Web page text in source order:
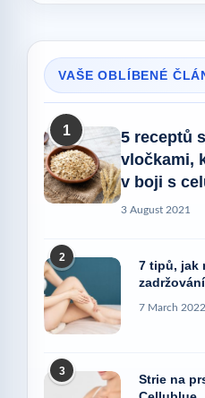
VAŠE OBLÍBENÉ
1
5 receptů
vločkami,
v boji s
3 August 2021
2
7 tipů, jak
7 March 2022
3
Strie na